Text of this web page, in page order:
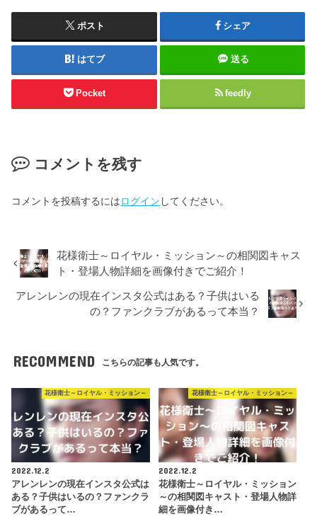
ポスト シェア
はてブ 送る
Pocket feedly
コメントを残す
コメントを投稿するにはログイン してください。
花様衛士～ロイヤル・ミッション～の相関図キャス
ト・登場人物詳細を画像付きでご紹介！
アレンレンの現在インスタ公式はある？子供はいる
の？ファンクラブがあるって本当？
RECOMMEND こちらの記事も人気です。
花様衛士～ロイヤル・ミッション～
2022.12.2
アレンレンの現在インスタ公式は
ある？子供はいるの？ファンクラ
ブがあるって…
花様衛士～ロイヤル・ミッション～
2022.12.2
花様衛士～ロイヤル・ミッション
～の相関図キャスト・登場人物詳
細を画像付き…